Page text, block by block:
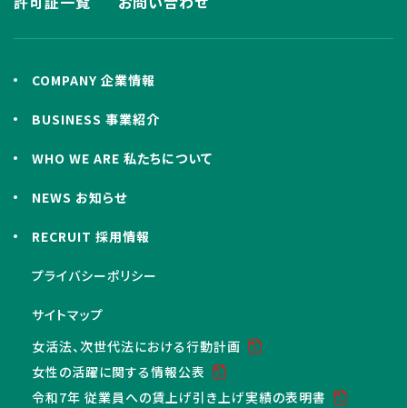
COMPANY 企業情報
BUSINESS 事業紹介
WHO WE ARE 私たちについて
NEWS お知らせ
RECRUIT 採用情報
プライバシーポリシー
サイトマップ
女活法、次世代法における行動計画
女性の活躍に関する情報公表
令和7年 従業員への賃上げ引き上げ実績の表明書